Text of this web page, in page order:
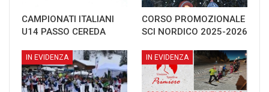
CAMPIONATI ITALIANI
U14 PASSO CEREDA
CORSO PROMOZIONALE
SCI NORDICO 2025-2026
IN EVIDENZA IN EVIDENZA